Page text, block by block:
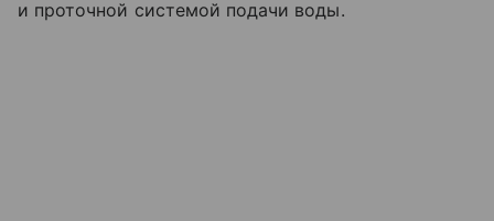
и проточной системой подачи воды.